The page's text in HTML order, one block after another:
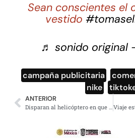
Sean conscientes el
vestido
♬ sonido original
campaña publicitaria
nike
ANTERIOR
Disparan al helicóptero en que viajaba presidente de Colombia